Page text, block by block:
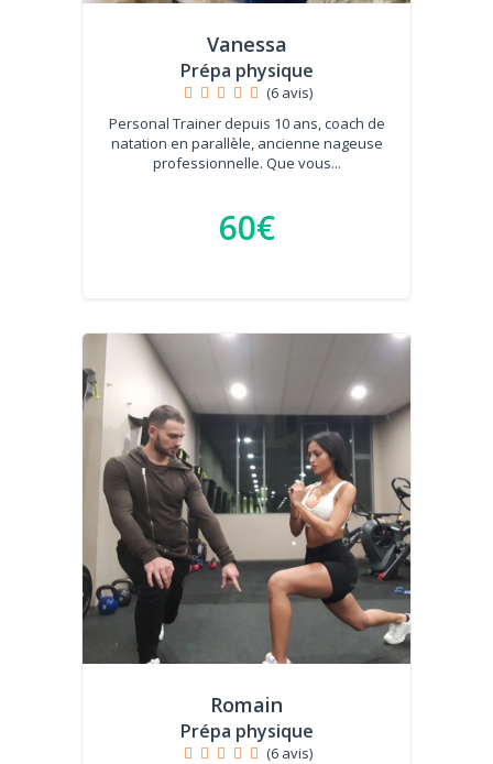
Vanessa
Prépa physique
(6 avis)
Personal Trainer depuis 10 ans, coach de
natation en parallèle, ancienne nageuse
professionnelle. Que vous...
60€
Romain
Prépa physique
(6 avis)